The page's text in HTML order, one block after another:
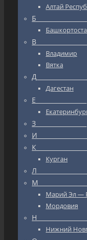
Алтай
Б_________________
В_________________
Владимир
Вятка
Д_________________
Дагестан
Е_________________
З_________________
И_________________
К_________________
Курган
Л_________________
М_________________
Марий Эл —
Мордовия
Н_________________
Нижний